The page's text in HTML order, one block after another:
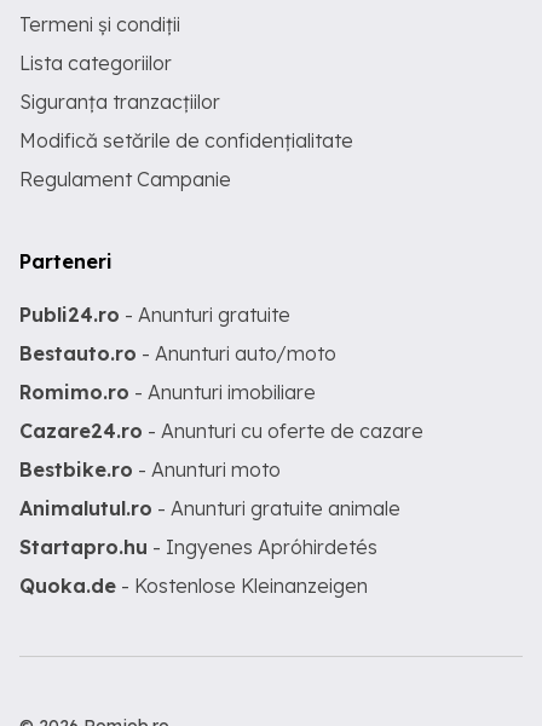
Termeni și condiții
Lista categoriilor
Siguranța tranzacțiilor
Modifică setările de confidențialitate
Regulament Campanie
Parteneri
Publi24.ro - Anunturi gratuite
Bestauto.ro - Anunturi auto/moto
Romimo.ro - Anunturi imobiliare
Cazare24.ro - Anunturi cu oferte de cazare
Bestbike.ro - Anunturi moto
Animalutul.ro - Anunturi gratuite animale
Startapro.hu - Ingyenes Apróhirdetés
Quoka.de - Kostenlose Kleinanzeigen